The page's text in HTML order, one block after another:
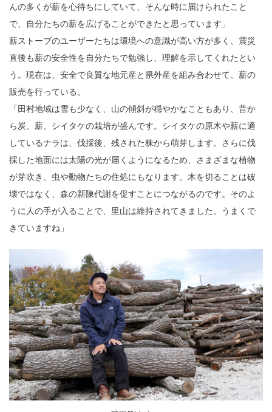
んの多くが薪を心待ちにしていて、そんな時に届けられたこと
で、自分たちの薪を広げることができたと思っています」
薪ストーブのユーザーたちは環境への意識が高い方が多く、震災
直後も薪の安全性を自分たちで勉強し、理解を示してくれたとい
う。現在は、安全で良質な地元産と県外産を組み合わせて、薪の
販売を行っている。
「田村地域は雪も少なく、山の傾斜が穏やかなこともあり、昔か
ら炭、薪、シイタケの栽培が盛んです。シイタケの原木や薪に適
しているナラは、伐採後、残された株から萌芽します。さらに伐
採した地面には太陽の光が届くようになるため、さまざまな植物
が芽吹き、虫や動物たちの住処にもなります。木を切ることは破
壊ではなく、森の新陳代謝を促すことにつながるのです。そのよ
うに人の手が入ることで、里山は維持されてきました。うまくで
きていますね」